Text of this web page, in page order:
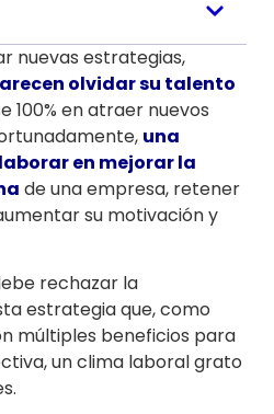
nuevas estrategias,
olvidar su talento
100% en atraer nuevos
una
en mejorar la
de una empresa, retener
su motivación y
rechazar la
estrategia que, como
múltiples beneficios para
un clima laboral grato